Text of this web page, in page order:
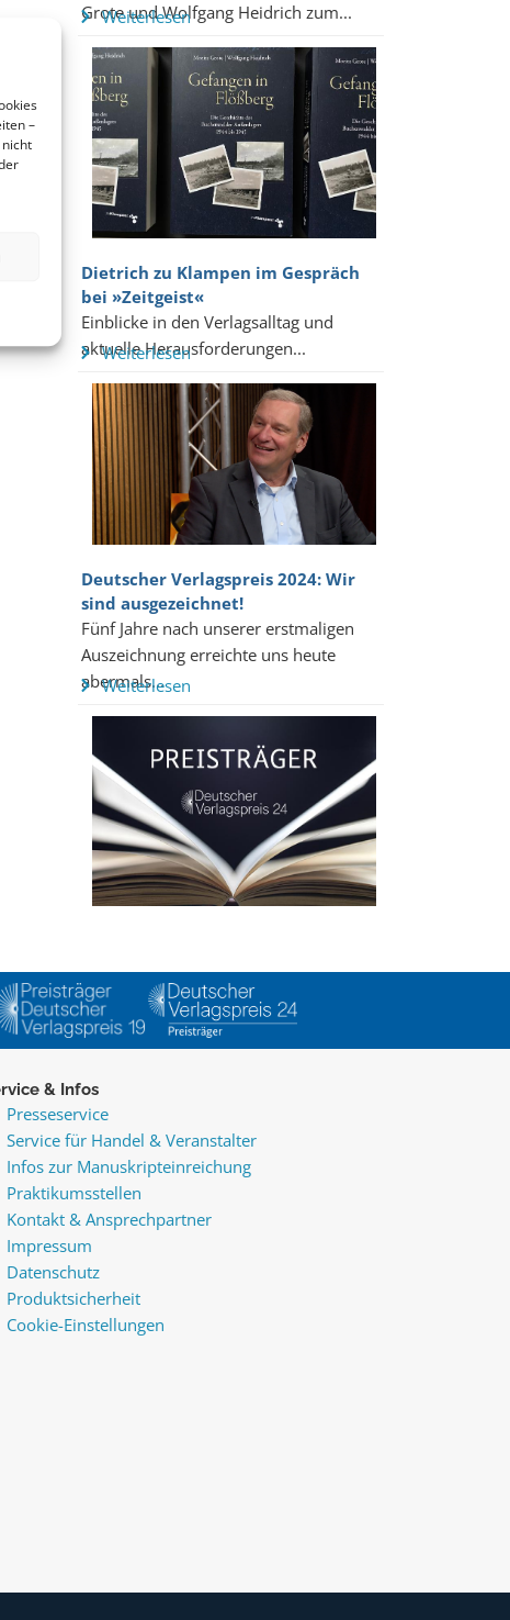
–
Grote und Wolfgang Heidrich zum...
Weiterlesen
Dietrich zu Klampen im Gespräch
bei »Zeitgeist«
Einblicke in den Verlagsalltag und
aktuelle Herausforderungen...
Weiterlesen
Deutscher Verlagspreis 2024: Wir
sind ausgezeichnet!
Fünf Jahre nach unserer erstmaligen
Auszeichnung erreichte uns heute
abermals...
Weiterlesen
& Infos
Presseservice
Service für Handel & Veranstalter
Infos zur Manuskripteinreichung
Praktikumsstellen
Kontakt & Ansprechpartner
Impressum
Datenschutz
Produktsicherheit
Cookie-Einstellungen